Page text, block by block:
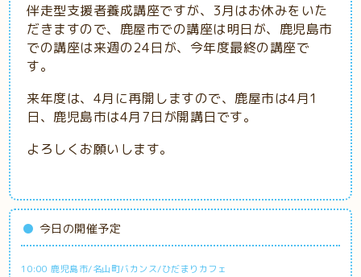
伴走型支援者養成講座ですが、3月はお休みをいた
だきますので、鹿屋市での講座は明日が、鹿児島市
での講座は来週の24日が、今年度最終の講座で
す。
来年度は、4月に再開しますので、鹿屋市は4月1
日、鹿児島市は4月7日が開講日です。
よろしくお願いします。
今日の開催予定
10:00 鹿児島市/名山町バカンス/ひだまりカフェ